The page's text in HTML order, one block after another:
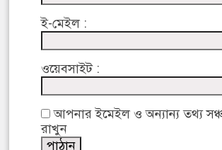
ই-মেইল :
ওয়েবসাইট :
আপনার ইমেইল ও অন্যান্য তথ্য
রাখুন